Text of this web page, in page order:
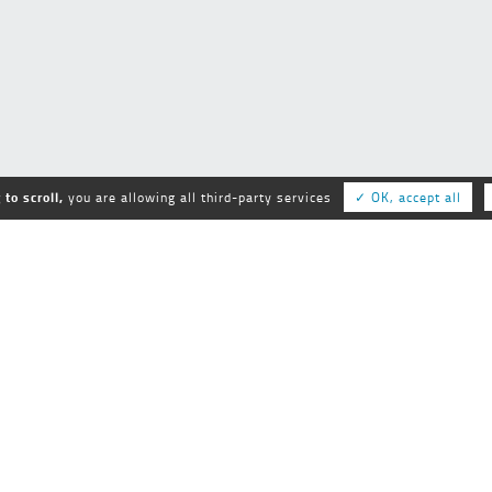
to scroll, you are allowing all third-party services ✓ OK, accept all